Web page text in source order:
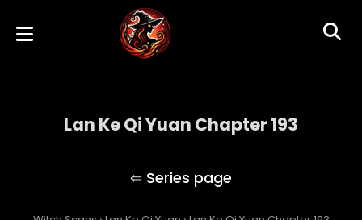
Lan Ke Qi Yuan Chapter 193